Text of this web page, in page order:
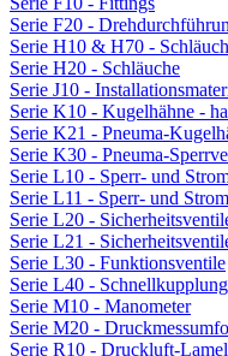
Serie F20 -
Serie H10 & H70 -
Serie H20 - Schläuche
Serie J10 -
Serie K10 - Kugelhähne -
Serie K21 - Pneuma-
Serie K30 - Pneuma-
Serie L10 - Sperr- und
Serie L11 - Sperr- und
Serie L20 -
Serie L21 -
Serie L30 - Funktionsventile
Serie L40 -
Serie M10 - Manometer
Serie M20 -
Serie R10 - Druckluft-